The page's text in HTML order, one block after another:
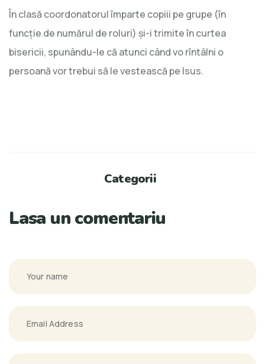
În clasă coordonatorul împarte copiii pe grupe (în
funcție de numărul de roluri) și-i trimite în curtea
bisericii, spunându-le că atunci când vo rîntâlni o
persoană vor trebui să le vestească pe Isus.
Categorii
Lasa un comentariu